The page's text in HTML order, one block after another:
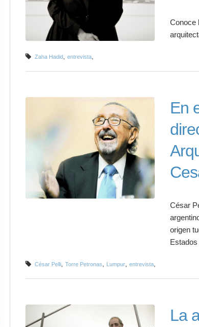
Conoce
Zaha Hadid, entrevista,
En
César
origen
César Pelli, Torre Petronas, Lumpur, entrevista,
La